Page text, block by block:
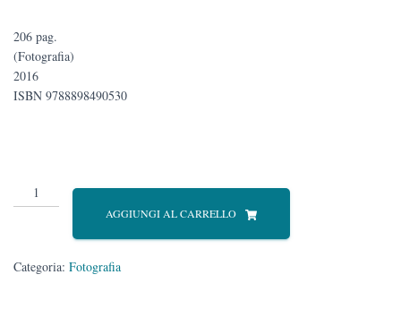
206 pag.
(Fotografia)
2016
ISBN 9788898490530
Grandi
speranze
AGGIUNGI AL CARRELLO
Categoria: Fotografia